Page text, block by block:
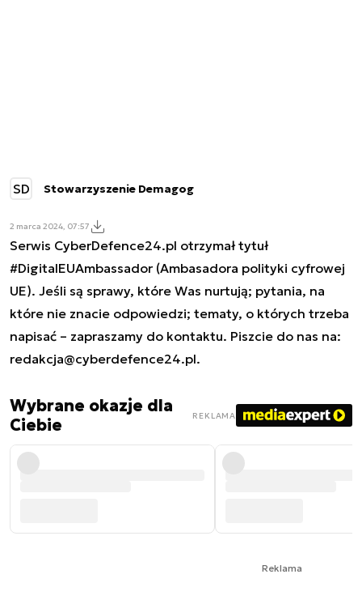
SD Stowarzyszenie Demagog
2 marca 2024, 07:57
Serwis CyberDefence24.pl otrzymał tytuł
#DigitalEUAmbassador (Ambasadora polityki cyfrowej
UE). Jeśli są sprawy, które Was nurtują; pytania, na
które nie znacie odpowiedzi; tematy, o których trzeba
napisać – zapraszamy do kontaktu. Piszcie do nas na:
redakcja@cyberdefence24.pl.
Wybrane okazje dla
Ciebie
REKLAMA
Reklama